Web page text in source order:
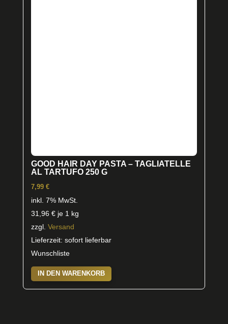
GOOD HAIR DAY PASTA – TAGLIATELLE
AL TARTUFO 250 G
7,99 €
inkl. 7% MwSt.
31,96 €je 1 kg
zzgl. Versand
Lieferzeit: sofort lieferbar
Wunschliste
IN DEN WARENKORB